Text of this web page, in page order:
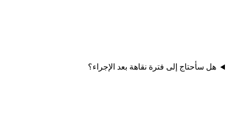
هل سأحتاج إلى فترة نقاهة بعد الإجراء؟